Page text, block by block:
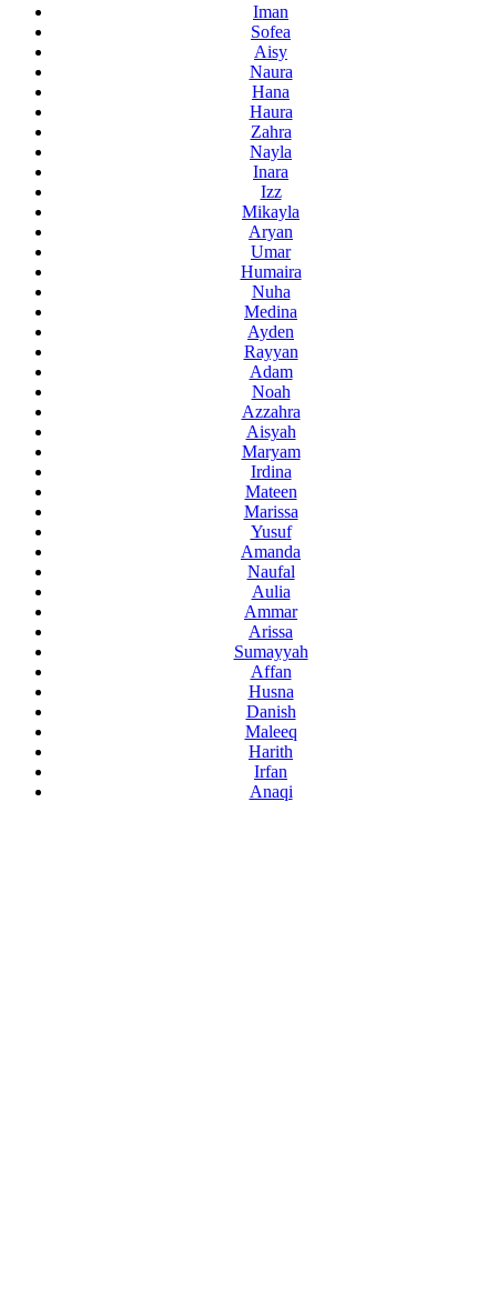
Iman
Sofea
Aisy
Naura
Hana
Haura
Zahra
Nayla
Inara
Izz
Mikayla
Aryan
Umar
Humaira
Nuha
Medina
Ayden
Rayyan
Adam
Noah
Azzahra
Aisyah
Maryam
Irdina
Mateen
Marissa
Yusuf
Amanda
Naufal
Aulia
Ammar
Arissa
Sumayyah
Affan
Husna
Danish
Maleeq
Harith
Irfan
Anaqi